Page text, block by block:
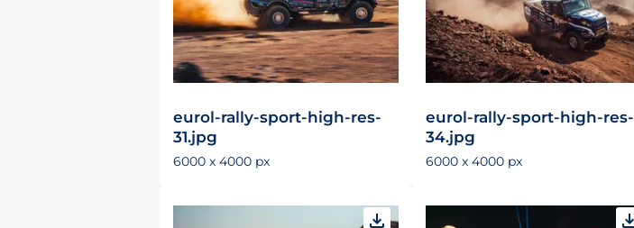
eurol-rally-sport-high-res-
31.jpg
6000 x 4000 px
eurol-rally-sport-high-res-
34.jpg
6000 x 4000 px